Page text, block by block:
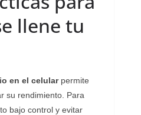
llene tu
en el celularpermite
su rendimiento. Para
bajo control y evitar